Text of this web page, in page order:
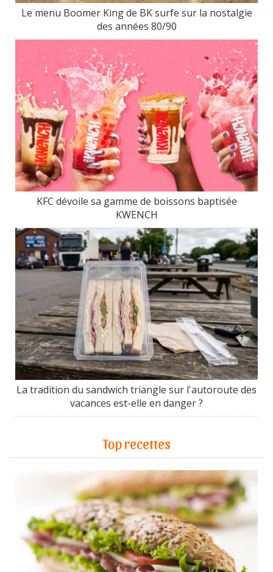
Le menu Boomer King de BK surfe sur la nostalgie
des années 80/90
KFC dévoile sa gamme de boissons baptisée
KWENCH
La tradition du sandwich triangle sur l'autoroute des
vacances est-elle en danger ?
Top recettes